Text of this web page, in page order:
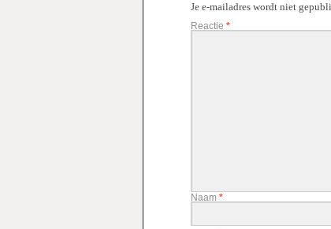
Je e-mailadres wordt niet
Reactie *
Naam *